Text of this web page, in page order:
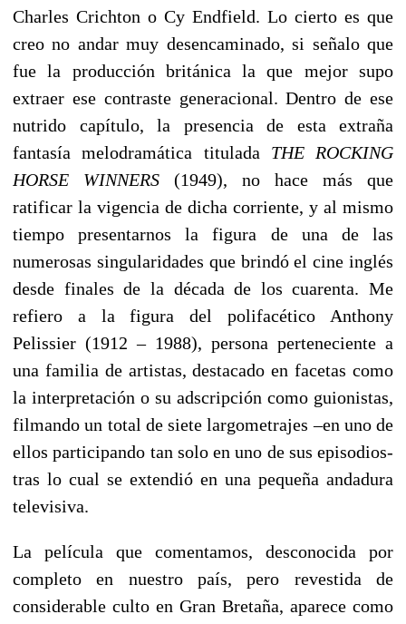
Charles Crichton o Cy Endfield. Lo cierto es que
creo no andar muy desencaminado, si señalo que
fue la producción británica la que mejor supo
extraer ese contraste generacional. Dentro de ese
nutrido capítulo, la presencia de esta extraña
fantasía melodramática titulada THE ROCKING
HORSE WINNERS (1949), no hace más que
ratificar la vigencia de dicha corriente, y al mismo
tiempo presentarnos la figura de una de las
numerosas singularidades que brindó el cine inglés
desde finales de la década de los cuarenta. Me
refiero a la figura del polifacético Anthony
Pelissier (1912 – 1988), persona perteneciente a
una familia de artistas, destacado en facetas como
la interpretación o su adscripción como guionistas,
filmando un total de siete largometrajes –en uno de
ellos participando tan solo en uno de sus episodios-
tras lo cual se extendió en una pequeña andadura
televisiva.
La película que comentamos, desconocida por
completo en nuestro país, pero revestida de
considerable culto en Gran Bretaña, aparece como